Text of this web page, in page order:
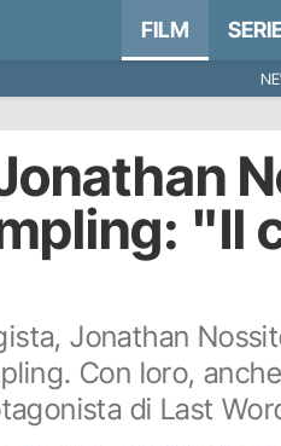
FILM
"Il
Jonathan
Con loro,
di Last